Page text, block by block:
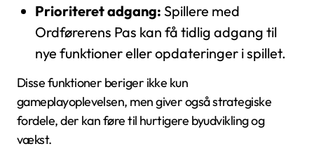
Prioriteret adgang: Spillere med
Ordførerens Pas kan få tidlig adgang til
nye funktioner eller opdateringer i spillet.
Disse funktioner beriger ikke kun
gameplayoplevelsen, men giver også strategiske
fordele, der kan føre til hurtigere byudvikling og
vækst.